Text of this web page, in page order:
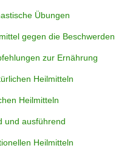
Übungen
gegen die Beschwerden
zur Ernährung
Heilmitteln
Heilmitteln
und ausführend
Heilmitteln